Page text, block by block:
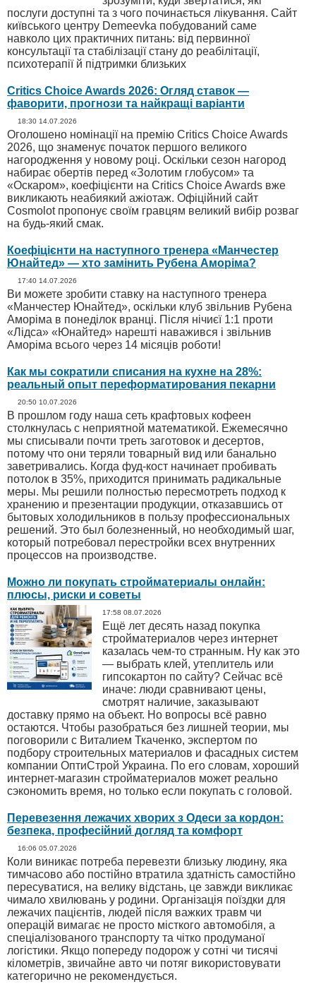
послуги доступні та з чого починається лікування. Сайт
київського центру Demeevka побудований саме
навколо цих практичних питань: від первинної
консультації та стабілізації стану до реабілітації,
психотерапії й підтримки близьких
Critics Choice Awards 2026: Огляд ставок —
фаворити, прогнози та найкращі варіанти
18:30 14.07.2026
Оголошено номінації на премію Critics Choice Awards
2026, що знаменує початок першого великого
нагородження у новому році. Оскільки сезон нагород
набирає обертів перед «Золотим глобусом» та
«Оскаром», коефіцієнти на Critics Choice Awards вже
викликають неабиякий ажіотаж. Офіційний сайт
Cosmolot пропонує своїм гравцям великий вибір розваг
на будь-який смак.
Коефіцієнти на наступного тренера «Манчестер
Юнайтед» — хто замінить Рубена Аморіма?
17:40 14.07.2026
Ви можете зробити ставку на наступного тренера
«Манчестер Юнайтед», оскільки клуб звільнив Рубена
Аморіма в понеділок вранці. Після нічиєї 1:1 проти
«Лідса» «Юнайтед» нарешті наважився і звільнив
Аморіма всього через 14 місяців роботи!
Как мы сократили списания на кухне на 28%:
реальный опыт переформатирования пекарни
20:50 10.07.2026
В прошлом году наша сеть крафтовых кофеен
столкнулась с неприятной математикой. Ежемесячно
мы списывали почти треть заготовок и десертов,
потому что они теряли товарный вид или банально
заветривались. Когда фуд-кост начинает пробивать
потолок в 35%, приходится принимать радикальные
меры. Мы решили полностью пересмотреть подход к
хранению и презентации продукции, отказавшись от
бытовых холодильников в пользу профессиональных
решений. Это был болезненный, но необходимый шаг,
который потребовал перестройки всех внутренних
процессов на производстве.
Можно ли покупать стройматериалы онлайн:
плюсы, риски и советы
17:58 08.07.2026
Ещё лет десять назад покупка
стройматериалов через интернет
казалась чем-то странным. Ну как это
— выбрать клей, утеплитель или
гипсокартон по сайту? Сейчас всё
иначе: люди сравнивают цены,
смотрят наличие, заказывают
доставку прямо на объект. Но вопросы всё равно
остаются. Чтобы разобраться без лишней теории, мы
поговорили с Виталием Ткаченко, экспертом по
подбору строительных материалов и фасадных систем
компании ОптиСтрой Украина. По его словам, хороший
интернет-магазин стройматериалов может реально
сэкономить время, но только если покупать с головой.
Перевезення лежачих хворих з Одеси за кордон:
безпека, професійний догляд та комфорт
16:06 05.07.2026
Коли виникає потреба перевезти близьку людину, яка
тимчасово або постійно втратила здатність самостійно
пересуватися, на велику відстань, це завжди викликає
чимало хвилювань у родини. Організація поїздки для
лежачих пацієнтів, людей після важких травм чи
операцій вимагає не просто місткого автомобіля, а
спеціалізованого транспорту та чітко продуманої
логістики. Якщо попереду подорож у сотні чи тисячі
кілометрів, звичайне авто чи потяг використовувати
категорично не рекомендується.